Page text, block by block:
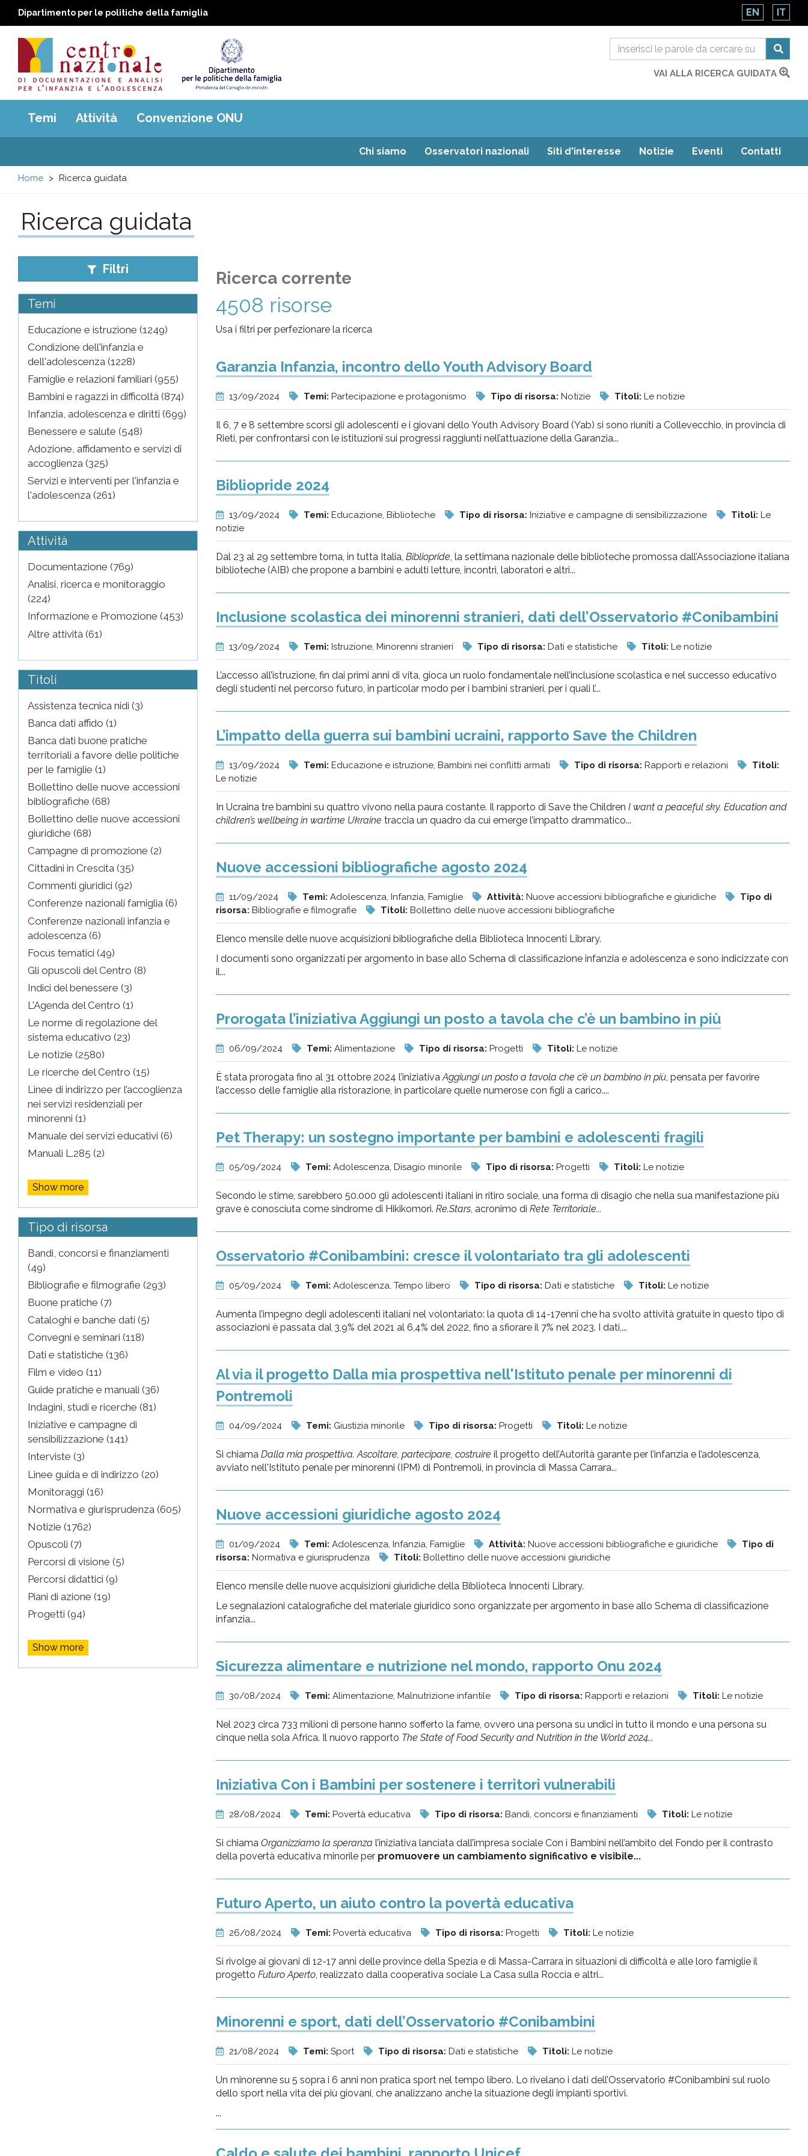
Dipartimento per le politiche della famiglia EN IT
Centro
nazionale
di
e
analisi
pr
l'infanzia
e
l'adolescenza
VAI ALLA RICERCA GUIDATA
Main
menu
Temi Attività Convenzione ONU
Chi siamo Osservatori nazionali Siti d'interesse Notizie Eventi Contatti
Home Ricerca guidata
Ricerca guidata
Filtri
Temi
Educazione e istruzione (1249)
Condizione dell'infanzia e
dell'adolescenza (1228)
Famiglie e relazioni familiari (955)
Bambini e ragazzi in difficoltà (874)
Infanzia, adolescenza e diritti (699)
Benessere e salute (548)
Adozione, affidamento e servizi di
accoglienza (325)
Servizi e interventi per l'infanzia e
l'adolescenza (261)
Attività
Documentazione (769)
Analisi, ricerca e monitoraggio
(224)
Informazione e Promozione (453)
Altre attività (61)
Titoli
Assistenza tecnica nidi (3)
Banca dati affido (1)
Banca dati buone pratiche
territoriali a favore delle politiche
per le famiglie (1)
Bollettino delle nuove accessioni
bibliografiche (68)
Bollettino delle nuove accessioni
giuridiche (68)
Campagne di promozione (2)
Cittadini in Crescita (35)
Commenti giuridici (92)
Conferenze nazionali famiglia (6)
Conferenze nazionali infanzia e
adolescenza (6)
Focus tematici (49)
Gli opuscoli del Centro (8)
Indici del benessere (3)
L'Agenda del Centro (1)
Le norme di regolazione del
sistema educativo (23)
Le notizie (2580)
Le ricerche del Centro (15)
Linee di indirizzo per l’accoglienza
nei servizi residenziali per
minorenni (1)
Manuale dei servizi educativi (6)
Manuali L.285 (2)
Show more
Tipo di risorsa
Bandi, concorsi e finanziamenti
(49)
Bibliografie e filmografie (293)
Buone pratiche (7)
Cataloghi e banche dati (5)
Convegni e seminari (118)
Dati e statistiche (136)
Film e video (11)
Guide pratiche e manuali (36)
Indagini, studi e ricerche (81)
Iniziative e campagne di
sensibilizzazione (141)
Interviste (3)
Linee guida e di indirizzo (20)
Monitoraggi (16)
Normativa e giurisprudenza (605)
Notizie (1762)
Opuscoli (7)
Percorsi di visione (5)
Percorsi didattici (9)
Piani di azione (19)
Progetti (94)
Show more
Ricerca corrente
4508 risorse
Usa i filtri per perfezionare la ricerca
Garanzia Infanzia, incontro dello Youth Advisory Board
13/09/2024 Temi: Partecipazione e protagonismo Tipo di risorsa: Notizie Titoli: Le notizie
Il 6, 7 e 8 settembre scorsi gli adolescenti e i giovani dello Youth Advisory Board (Yab) si sono riuniti a Collevecchio, in provincia di
Rieti, per confrontarsi con le istituzioni sui progressi raggiunti nell’attuazione della Garanzia...
Bibliopride 2024
13/09/2024 Temi: Educazione, Biblioteche Tipo di risorsa: Iniziative e campagne di sensibilizzazione Titoli: Le
notizie
Dal 23 al 29 settembre torna, in tutta Italia, Bibliopride , la settimana nazionale delle biblioteche promossa dall’Associazione italiana
biblioteche (AIB) che propone a bambini e adulti letture, incontri, laboratori e altri...
Inclusione scolastica dei minorenni stranieri, dati dell’Osservatorio #Conibambini
13/09/2024 Temi: Istruzione, Minorenni stranieri Tipo di risorsa: Dati e statistiche Titoli: Le notizie
L’accesso all’istruzione, fin dai primi anni di vita, gioca un ruolo fondamentale nell’inclusione scolastica e nel successo educativo
degli studenti nel percorso futuro, in particolar modo per i bambini stranieri, per i quali l’...
L’impatto della guerra sui bambini ucraini, rapporto Save the Children
13/09/2024 Temi: Educazione e istruzione, Bambini nei conflitti armati Tipo di risorsa: Rapporti e relazioni
Titoli:
Le notizie
In Ucraina tre bambini su quattro vivono nella paura costante. Il rapporto di Save the Children I want a peaceful sky. Education and
children’s wellbeing in wartime Ukraine traccia un quadro da cui emerge l’impatto drammatico...
Nuove accessioni bibliografiche agosto 2024
11/09/2024 Temi: Adolescenza, Infanzia, Famiglie Attività: Nuove accessioni bibliografiche e giuridiche
Tipo di
risorsa: Bibliografie e filmografie Titoli: Bollettino delle nuove accessioni bibliografiche
Elenco mensile delle nuove acquisizioni bibliografiche della Biblioteca Innocenti Library.
I documenti sono organizzati per argomento in base allo Schema di classificazione infanzia e adolescenza e sono indicizzate con
il...
Prorogata l’iniziativa Aggiungi un posto a tavola che c’è un bambino in più
06/09/2024 Temi: Alimentazione Tipo di risorsa: Progetti Titoli: Le notizie
È stata prorogata fino al 31 ottobre 2024 l’iniziativa Aggiungi un posto a tavola che c’è un bambino in più, pensata per favorire
l’accesso delle famiglie alla ristorazione, in particolare quelle numerose con figli a carico....
Pet Therapy: un sostegno importante per bambini e adolescenti fragili
05/09/2024 Temi: Adolescenza, Disagio minorile Tipo di risorsa: Progetti Titoli: Le notizie
Secondo le stime, sarebbero 50.000 gli adolescenti italiani in ritiro sociale, una forma di disagio che nella sua manifestazione più
grave è conosciuta come sindrome di Hikikomori. Re.Stars, acronimo di Rete Territoriale...
Osservatorio #Conibambini: cresce il volontariato tra gli adolescenti
05/09/2024 Temi: Adolescenza, Tempo libero Tipo di risorsa: Dati e statistiche Titoli: Le notizie
Aumenta l’impegno degli adolescenti italiani nel volontariato: la quota di 14-17enni che ha svolto attività gratuite in questo tipo di
associazioni è passata dal 3,9% del 2021 al 6,4% del 2022, fino a sfiorare il 7% nel 2023. I dati,...
Al via il progetto Dalla mia prospettiva nell'Istituto penale per minorenni di
Pontremoli
04/09/2024 Temi: Giustizia minorile Tipo di risorsa: Progetti Titoli: Le notizie
Si chiama Dalla mia prospettiva. Ascoltare, partecipare, costruire il progetto dell’Autorità garante per l’infanzia e l’adolescenza,
avviato nell'Istituto penale per minorenni (IPM) di Pontremoli, in provincia di Massa Carrara...
Nuove accessioni giuridiche agosto 2024
01/09/2024 Temi: Adolescenza, Infanzia, Famiglie Attività: Nuove accessioni bibliografiche e giuridiche
Tipo di
risorsa: Normativa e giurisprudenza Titoli: Bollettino delle nuove accessioni giuridiche
Elenco mensile delle nuove acquisizioni giuridiche della Biblioteca Innocenti Library.
Le segnalazioni catalografiche del materiale giuridico sono organizzate per argomento in base allo Schema di classificazione
infanzia...
Sicurezza alimentare e nutrizione nel mondo, rapporto Onu 2024
30/08/2024 Temi: Alimentazione, Malnutrizione infantile Tipo di risorsa: Rapporti e relazioni Titoli: Le notizie
Nel 2023 circa 733 milioni di persone hanno sofferto la fame, ovvero una persona su undici in tutto il mondo e una persona su
cinque nella sola Africa. Il nuovo rapporto The State of Food Security and Nutrition in the World 2024...
Iniziativa Con i Bambini per sostenere i territori vulnerabili
28/08/2024 Temi: Povertà educativa Tipo di risorsa: Bandi, concorsi e finanziamenti Titoli: Le notizie
Si chiama Organizziamo la speranza l’iniziativa lanciata dall’impresa sociale Con i Bambini nell’ambito del Fondo per il contrasto
della povertà educativa minorile per promuovere un cambiamento significativo e visibile...
Futuro Aperto, un aiuto contro la povertà educativa
26/08/2024 Temi: Povertà educativa Tipo di risorsa: Progetti Titoli: Le notizie
Si rivolge ai giovani di 12-17 anni delle province della Spezia e di Massa-Carrara in situazioni di difficoltà e alle loro famiglie il
progetto Futuro Aperto, realizzato dalla cooperativa sociale La Casa sulla Roccia e altri...
Minorenni e sport, dati dell’Osservatorio #Conibambini
21/08/2024 Temi: Sport Tipo di risorsa: Dati e statistiche Titoli: Le notizie
Un minorenne su 5 sopra i 6 anni non pratica sport nel tempo libero. Lo rivelano i dati dell’Osservatorio #Conibambini sul ruolo
dello sport nella vita dei più giovani, che analizzano anche la situazione degli impianti sportivi.
...